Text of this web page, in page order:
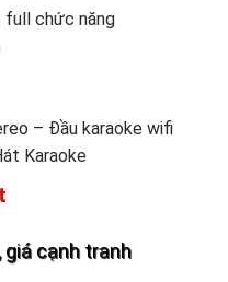
full chức năng
– Đầu karaoke wifi
Karaoke
giá cạnh tranh